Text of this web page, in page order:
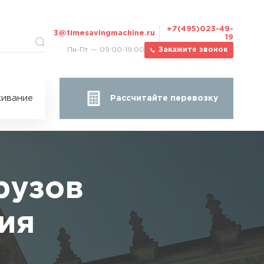
3@timesavingmachine.ru
+7(495)023-49-
19
Пн-Пт — 09:00-19:00
Закажите звонок
Рассчитайте перевозку